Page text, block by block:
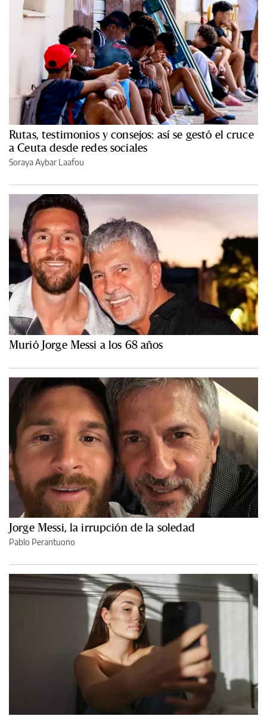
Rutas, testimonios y consejos: así se gestó el cruce
a Ceuta desde redes sociales
Soraya Aybar Laafou
Murió Jorge Messi a los 68 años
Jorge Messi, la irrupción de la soledad
Pablo Perantuono